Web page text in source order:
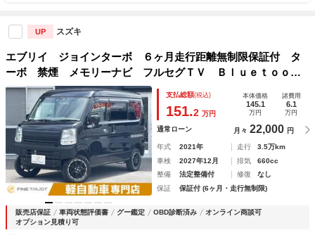
UP スズキ
エブリイ ジョインターボ ６ヶ月走行距離無制限保証付 タ
ーボ 禁煙 メモリーナビ フルセグＴＶ Ｂｌｕｅｔｏｏｔ
ｈ 社外バンパー オーバーヘッドコンソール 社外バンパー
ガード コーナーセンサー 衝突軽減ブレーキ １４インチＡ
支払総額(税込)
151.2 万円
本体価格
145.1
万円
諸費用
6.1
万円
通常ローン 月々 22,000 円
年式 2021年 走行
3.5万km
車検
2027年12月 排気
660cc
整備
法定整備付 修復
なし
保証
保証付 (6ヶ月・走行無制限)
販売店保証 車両状態評価書 グー鑑定 OBD診断済み
オンライン商談可
オプション見積り可